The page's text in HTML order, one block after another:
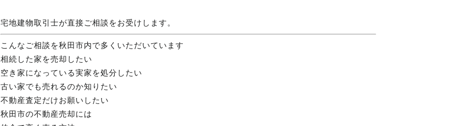
宅地建物取引士が直接ご相談をお受けします。
こんなご相談を秋田市内で多くいただいています
相続した家を売却したい
空き家になっている実家を処分したい
古い家でも売れるのか知りたい
不動産査定だけお願いしたい
秋田市の不動産売却には